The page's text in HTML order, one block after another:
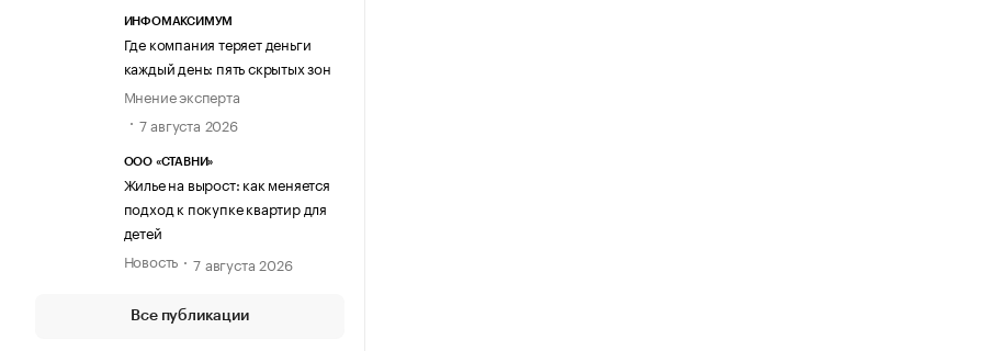
ИНФОМАКСИМУМ
Где компания теряет деньги
каждый день: пять скрытых зон
Мнение эксперта
7 августа 2026
ООО «СТАВНИ»
Жилье на вырост: как меняется
подход к покупке квартир для
детей
Новость
7 августа 2026
Все публикации